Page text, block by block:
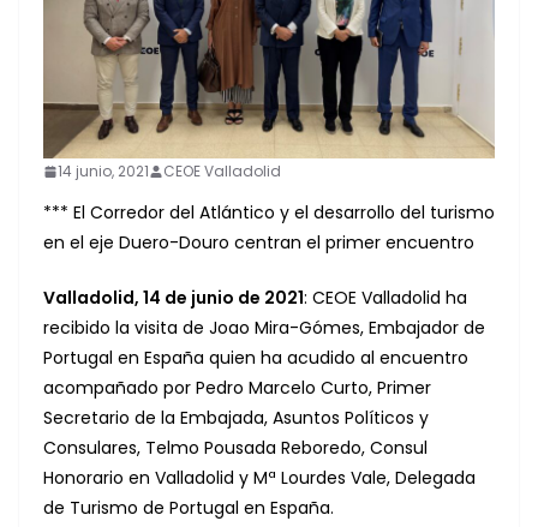
14 junio, 2021 CEOE Valladolid
*** El Corredor del Atlántico y el desarrollo del turismo
en el eje Duero-Douro centran el primer encuentro
Valladolid, 14 de junio de 2021: CEOE Valladolid ha
recibido la visita de Joao Mira-Gómes, Embajador de
Portugal en España quien ha acudido al encuentro
acompañado por Pedro Marcelo Curto, Primer
Secretario de la Embajada, Asuntos Políticos y
Consulares, Telmo Pousada Reboredo, Consul
Honorario en Valladolid y Mª Lourdes Vale, Delegada
de Turismo de Portugal en España.